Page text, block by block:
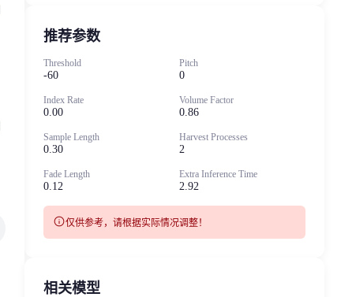
推荐参数
Threshold
-60
Pitch
0
Index Rate
0.00
Volume Factor
0.86
Sample Length
0.30
Harvest Processes
2
Fade Length
0.12
Extra Inference Time
2.92
info仅供参考，请根据实际情况调整！
相关模型